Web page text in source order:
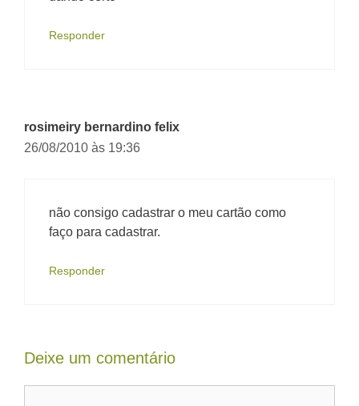
Responder
rosimeiry bernardino felix
26/08/2010 às 19:36
não consigo cadastrar o meu cartão como
faço para cadastrar.
Responder
Deixe um comentário